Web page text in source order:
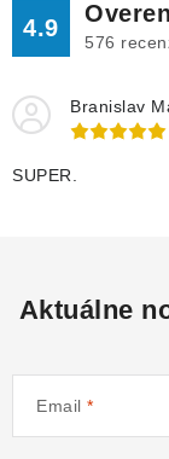
4.9
576
Branislav
SUPER.
Aktuálne
Email